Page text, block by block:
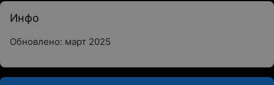
Инфо
Обновлено: март 2025